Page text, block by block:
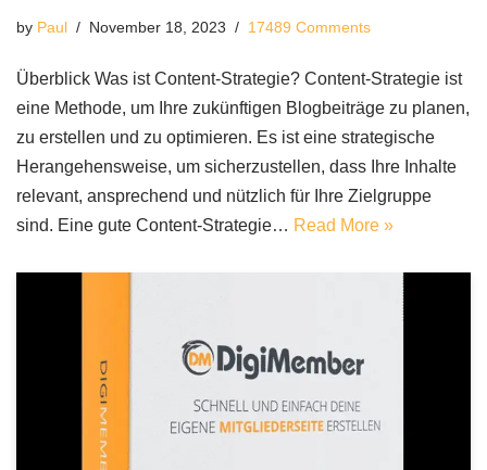
by Paul November 18, 2023 17489 Comments
Überblick Was ist Content-Strategie? Content-Strategie ist
eine Methode, um Ihre zukünftigen Blogbeiträge zu planen,
zu erstellen und zu optimieren. Es ist eine strategische
Herangehensweise, um sicherzustellen, dass Ihre Inhalte
relevant, ansprechend und nützlich für Ihre Zielgruppe
sind. Eine gute Content-Strategie… Read More »